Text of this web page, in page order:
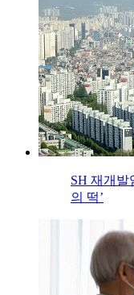
SH 재개발
의 떡’